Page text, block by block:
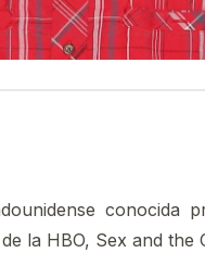
conocida
la HBO, Sex and the